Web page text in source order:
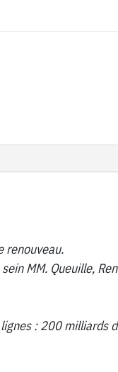
renouveau.
MM. Queuille,
: 200 milliards